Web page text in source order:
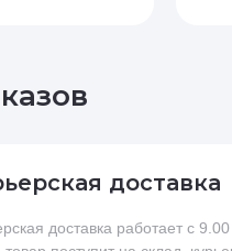
доставка
доставка работает с